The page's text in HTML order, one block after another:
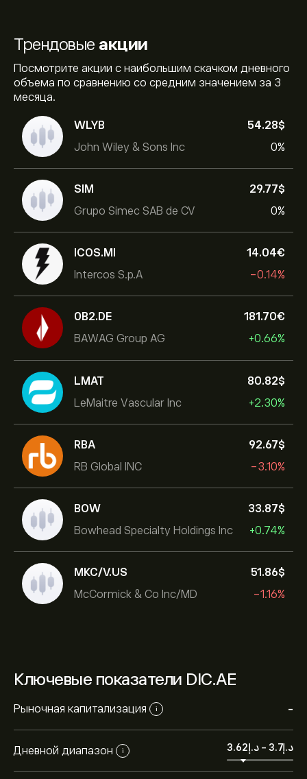
Трендовые акции
Посмотрите акции с наибольшим скачком дневного
объема по сравнению со средним значением за 3
месяца.
WLYB
John Wiley & Sons Inc
54.28‎$‎
0%
SIM
Grupo Simec SAB de CV
29.77‎$‎
0%
ICOS.MI
Intercos S.p.A
14.04‎€‎
-0.14%
0B2.DE
BAWAG Group AG
181.70‎€‎
+0.66%
LMAT
LeMaitre Vascular Inc
80.82‎$‎
+2.30%
RBA
RB Global INC
92.67‎$‎
-3.10%
BOW
Bowhead Specialty Holdings Inc
33.87‎$‎
+0.74%
MKC/V.US
McCormick & Co Inc/MD
51.86‎$‎
-1.16%
Ключевые показатели DIC.AE
Рыночная капитализация i -
Дневной диапазон i -